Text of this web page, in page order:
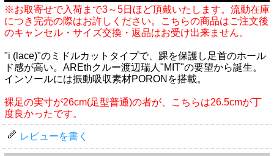
※お取寄せで入荷まで3～5日ほど頂戴いたします。流動在庫
につき完売の際はお許しください。こちらの商品はご注文後
のキャンセル・サイズ交換・返品はお受け出来ません。
"i (lace)"のミドルカットタイプで、踝を保護し足首のホール
ド感が高い。AREthクルー渡辺瑞人"MIT"の要望から誕生。
インソールには振動吸収素材PORONを搭載。
裸足の実寸が26cm(足型普通)の者が、こちらは26.5cmが丁
度良かったです。
レビューを書く